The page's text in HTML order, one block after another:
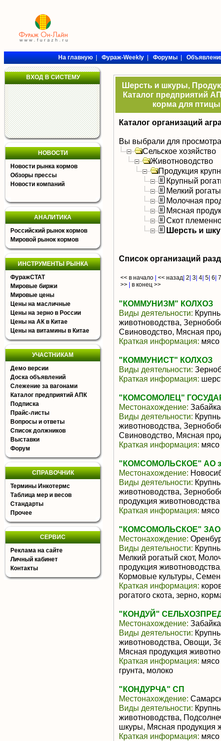
На главную|Фураж-Weekly|Форумы|
ВХОД В СИСТЕМУ
НОВОСТИ
Новости рынка кормов
Обзоры прессы
Новости компаний
АНАЛИТИКА
Российский рынок кормов
Мировой рынок кормов
ИНСТРУМЕНТЫ РЫНКА
ФуражСТАТ
Мировые биржи
Мировые цены
Цены на масличные
Цены на зерно в России
Цены на АК в Китае
Цены на витамины в Китае
УЧАСТНИКАМ
Демо версии
Доска объявлений
Слежение за вагонами
Каталог предприятий АПК
Подписка
Прайс-листы
Вопросы и ответы
Список должников
Выставки
Форум
СПРАВОЧНИК
Термины Инкотермс
Таблица мер и весов
Стандарты
Прочее
СЕРВИС
Реклама на сайте
Личный кабинет
Контакты
Шерсть и шкуры,
Каталог предприятий
корма для
Каталог организаций
Вы выбрали для
Сельское хозяйство
Животноводство
Продукция
Крупный
Мелкий
Молочная
Мясная
Скот
Шерсть и
Список организаций
<< в начало << назад 2 3 4 5 6 7
>>
в конец >>
"КОММУНИЗМ" КОЛХОЗ
Виды деятельности:
животноводства,
Свиноводство, Мясная
Краткая информация: мясо
"КОММУНИСТ" КОЛХОЗ
Виды деятельности:
Краткая информация:
"КОМСОМОЛЕЦ"
Местонахождение:
Виды деятельности:
животноводства,
Свиноводство, Мясная
Краткая информация: мясо
"КОМСОМОЛЬСКОЕ" АО
Местонахождение:
Виды деятельности:
животноводства,
продукция животноводства
Краткая информация: мясо
"КОМСОМОЛЬСКОЕ" ЗАО
Местонахождение:
Виды деятельности:
Мелкий рогатый скот,
продукция
Кормовые культуры,
Краткая информация:
рогатого скота, зерно,
"КОНДУЙ"
Местонахождение:
Виды деятельности:
животноводства, Овощи,
Мясная продукция
Краткая информация: мясо
грунта, молоко
"КОНДУРЧА" СП
Местонахождение:
Виды деятельности:
животноводства,
шкуры, Мясная продукция
Краткая информация: мясо